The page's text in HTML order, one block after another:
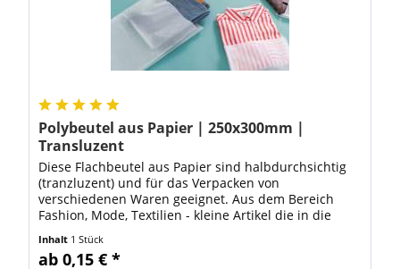
Polybeutel aus Papier | 250x300mm |
Transluzent
Diese Flachbeutel aus Papier sind halbdurchsichtig
(tranzluzent) und für das Verpacken von
verschiedenen Waren geeignet. Aus dem Bereich
Fashion, Mode, Textilien - kleine Artikel die in die
Inhalt 1 Stück
ab 0,15 € *